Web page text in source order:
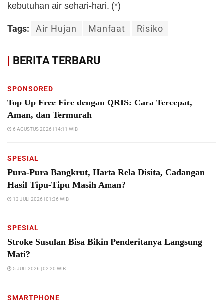
kebutuhan air sehari-hari. (*)
Tags: Air Hujan Manfaat Risiko
| BERITA TERBARU
SPONSORED
Top Up Free Fire dengan QRIS: Cara Tercepat,
Aman, dan Termurah
6 AGUSTUS 2026 | 14:11 WIB
SPESIAL
Pura-Pura Bangkrut, Harta Rela Disita, Cadangan
Hasil Tipu-Tipu Masih Aman?
13 JULI 2026 | 01:36 WIB
SPESIAL
Stroke Susulan Bisa Bikin Penderitanya Langsung
Mati?
5 JULI 2026 | 02:20 WIB
SMARTPHONE